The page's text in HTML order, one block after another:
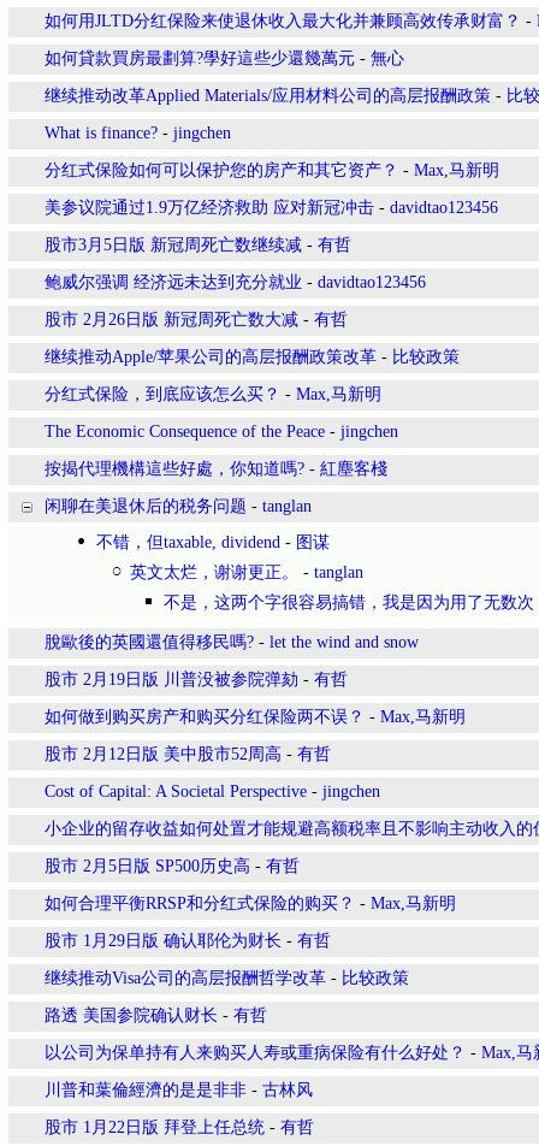
如何用JLTD分红保险来使退休收入最大化并兼顾高效传承财富？ -
如何貸款買房最劃算?學好這些少還幾萬元 - 無心
继续推动改革Applied Materials/应用材料公司的高层报酬政策 - 比
What is finance? - jingchen
分红式保险如何可以保护您的房产和其它资产？ - Max,马新明
美参议院通过1.9万亿经济救助 应对新冠冲击 - davidtao123456
股市3月5日版 新冠周死亡数继续减 - 有哲
鲍威尔强调 经济远未达到充分就业 - davidtao123456
股市 2月26日版 新冠周死亡数大减 - 有哲
继续推动Apple/苹果公司的高层报酬政策改革 - 比较政策
分红式保险，到底应该怎么买？ - Max,马新明
The Economic Consequence of the Peace - jingchen
按揭代理機構這些好處，你知道嗎? - 紅塵客棧
闲聊在美退休后的税务问题 - tanglan
不错，但taxable, dividend - 图谋
英文太烂，谢谢更正。
- tanglan
不是，这两个字很容易搞错，我是因为用了无数
脫歐後的英國還值得移民嗎? - let the wind and snow
股市 2月19日版 川普没被参院弹劾 - 有哲
如何做到购买房产和购买分红保险两不误？ - Max,马新明
股市 2月12日版 美中股市52周高 - 有哲
Cost of Capital: A Societal Perspective - jingchen
小企业的留存收益如何处置才能规避高额税率且不影响主动收入的
股市 2月5日版 SP500历史高 - 有哲
如何合理平衡RRSP和分红式保险的购买？ - Max,马新明
股市 1月29日版 确认耶伦为财长 - 有哲
继续推动Visa公司的高层报酬哲学改革 - 比较政策
路透 美国参院确认财长 - 有哲
以公司为保单持有人来购买人寿或重病保险有什么好处？ - Max,马
川普和葉倫經濟的是是非非 - 古林风
股市 1月22日版 拜登上任总统 - 有哲